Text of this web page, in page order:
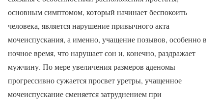
основным симптомом, который начинает беспокоить
человека, является нарушение привычного акта
мочеиспускания, а именно, учащение позывов, особенно в
ночное время, что нарушает сон и, конечно, раздражает
мужчину. По мере увеличения размеров аденомы
прогрессивно сужается просвет уретры, учащенное
мочеиспускание сменяется затруднением при